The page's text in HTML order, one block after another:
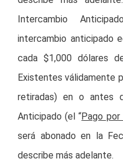
Intercambio
intercambio anticipado
cada $1,000 dólares
Existentes válidamente
retiradas) en o antes
Anticipado (el “Pago
será abonado en la
describe más adelante.